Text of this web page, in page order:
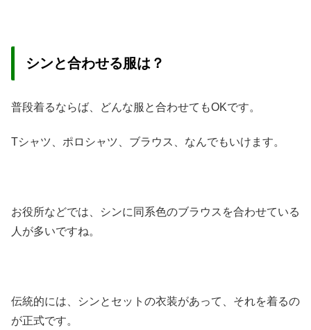
シンと合わせる服は？
普段着るならば、どんな服と合わせてもOKです。
Tシャツ、ポロシャツ、ブラウス、なんでもいけます。
お役所などでは、シンに同系色のブラウスを合わせている
人が多いですね。
伝統的には、シンとセットの衣装があって、それを着るの
が正式です。